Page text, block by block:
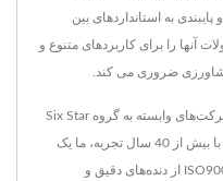
به استانداردهای بین
آنها را برای کاربردهای متنوع و
ضروری می کند.
Yieh Chen Machinery Co., Ltd. یکی از شرکت‌های وابسته به گروه Six Star
است که در سال 1975 تأسیس شده است. با بیش از 40 سال تجربه، ما یک
تولیدکننده معتبر با گواهینامه AS9100 و ISO9001 از دنده‌های دقیق و